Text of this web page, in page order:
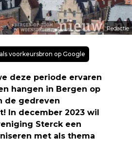
Redactie
voorkeursbron op Google
deze periode ervaren
hangen in Bergen op
de gedreven
In december 2023 wil
Sterck een
met als thema